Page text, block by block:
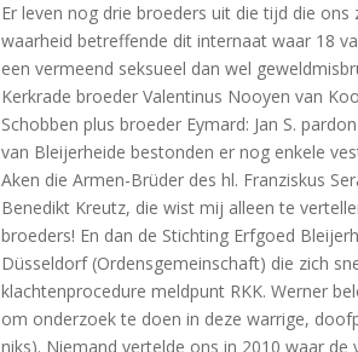
Er leven nog drie broeders uit die tijd die
waarheid betreffende dit internaat waar 18
een vermeend seksueel dan wel
Kerkrade broeder Valentinus Nooyen van
Schobben plus broeder Eymard: Jan S.
van Bleijerheide bestonden er nog enkele
Aken die Armen-Brüder des hl. Franziskus
Benedikt Kreutz, die wist mij alleen te
broeders! En dan de Stichting Erfgoed
Düsseldorf (Ordensgemeinschaft) die zich
klachtenprocedure meldpunt RKK. Werner
om onderzoek te doen in deze warrige,
niks). Niemand vertelde ons in 2010 waar